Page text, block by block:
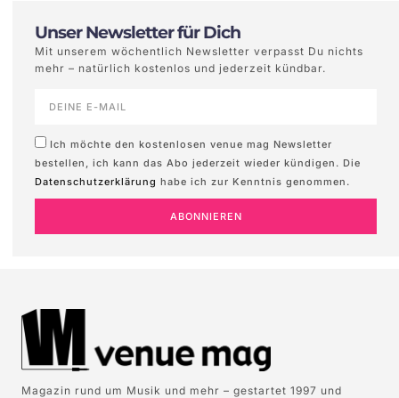
Unser Newsletter für Dich
Mit unserem wöchentlich Newsletter verpasst Du nichts
mehr – natürlich kostenlos und jederzeit kündbar.
Ich möchte den kostenlosen venue mag Newsletter
bestellen, ich kann das Abo jederzeit wieder kündigen. Die
Datenschutzerklärung habe ich zur Kenntnis genommen.
ABONNIEREN
Magazin rund um Musik und mehr – gestartet 1997 und